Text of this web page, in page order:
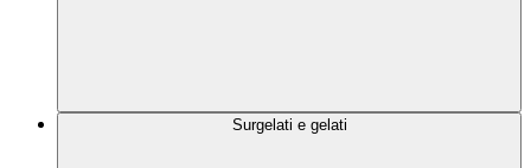
Surgelati e gelati